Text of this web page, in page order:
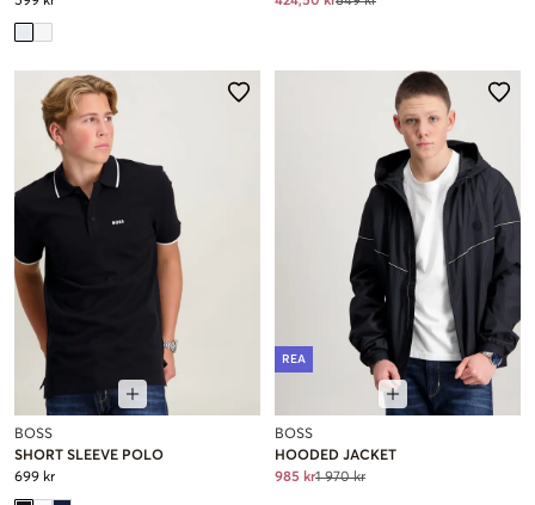
BOSS
SHORT SLEEVE POLO
699 kr
REA
BOSS
HOODED JACKET
985 kr1 970 kr